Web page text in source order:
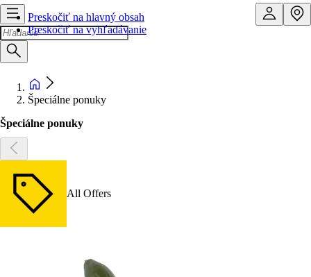
Preskočiť na hlavný obsah
Preskočiť na vyhľadávanie
Špeciálne ponuky
Špeciálne ponuky
All Offers